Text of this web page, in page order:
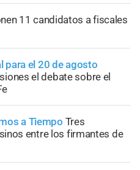
11 candidatos a fiscales
para el 20 de agosto
el debate sobre el
a Tiempo Tres
entre los firmantes de